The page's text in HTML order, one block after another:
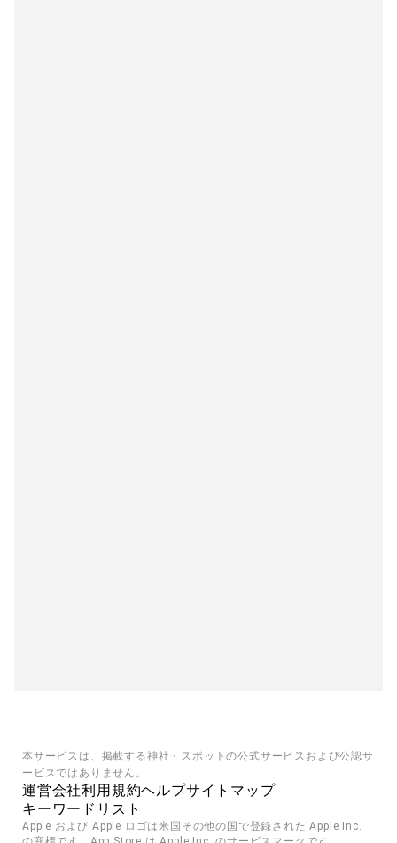
本サービスは、掲載する神社・スポットの公式サービスおよび公認サ
ービスではありません。
運営会社利用規約ヘルプサイトマップ
キーワードリスト
Apple および Apple ロゴは米国その他の国で登録された Apple Inc.